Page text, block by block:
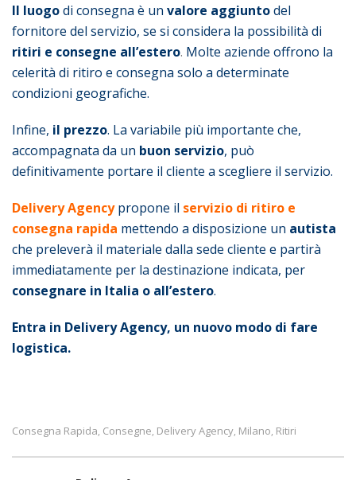
Il luogodi consegna è un valore aggiuntodel
fornitore del servizio, se si considera la possibilità di
ritiri e consegne all’estero. Molte aziende offrono la
celerità di ritiro e consegna solo a determinate
condizioni geografiche.
Infine, il prezzo. La variabile più importante che,
accompagnata da un buon servizio, può
definitivamente portare il cliente a scegliere il servizio.
Delivery Agency propone il servizio di ritiro e
consegna rapida mettendo a disposizione un autista
che preleverà il materiale dalla sede cliente e partirà
immediatamente per la destinazione indicata, per
consegnare in Italia o all’estero.
Entra in Delivery Agency, un nuovo modo di fare
logistica.
Consegna Rapida, Consegne, Delivery Agency, Milano, Ritiri